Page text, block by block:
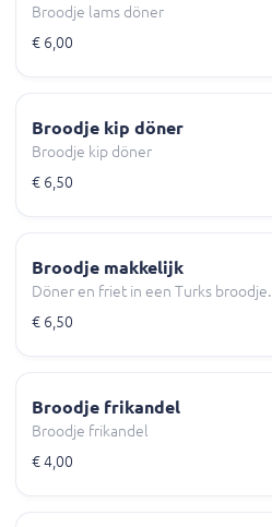
Broodje lams döner
€ 6,00
Broodje kip döner
Broodje kip döner
€ 6,50
Broodje makkelijk
Döner en friet in een Turks broodje.
€ 6,50
Broodje frikandel
Broodje frikandel
€ 4,00